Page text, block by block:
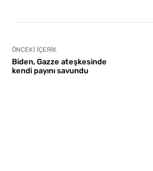
ÖNCEKI İÇERIK
Biden, Gazze ateşkesinde
kendi payını savundu